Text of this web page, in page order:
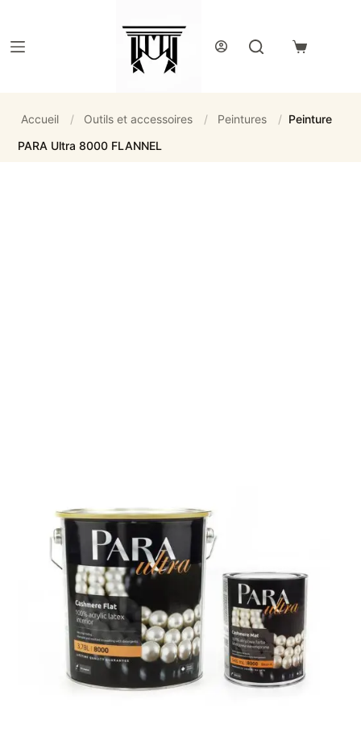
Panier
Accueil / Outils et accessoires / Peintures / Peinture
PARA Ultra 8000 FLANNEL